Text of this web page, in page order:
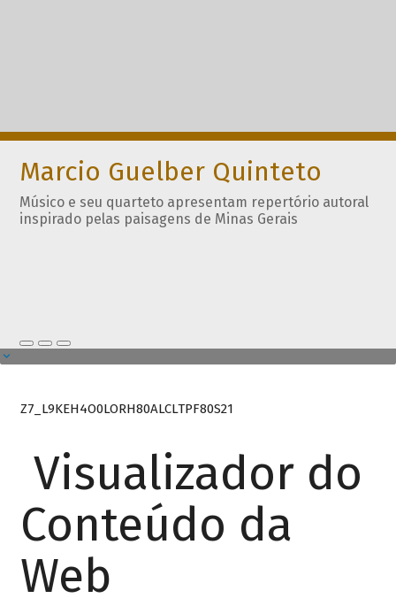
Marcio Guelber Quinteto
Músico e seu quarteto apresentam repertório autoral
inspirado pelas paisagens de Minas Gerais
Z7_L9KEH4O0LORH80ALCLTPF80S21
Visualizador do
Conteúdo da
Web